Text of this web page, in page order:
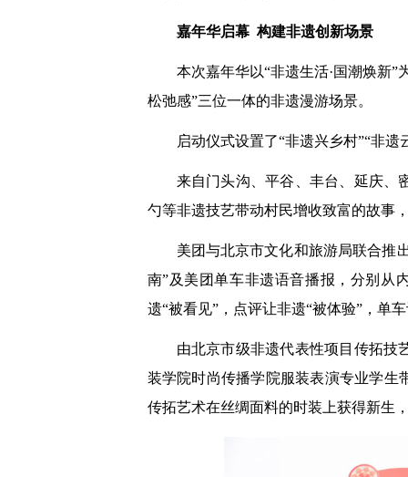
嘉年华启幕 构建非遗创新场景
本次嘉年华以“非遗生活·国潮焕新
松弛感”三位一体的非遗漫游场景。
启动仪式设置了“非遗兴乡村”“非
来自门头沟、平谷、丰台、延庆、
勺等非遗技艺带动村民增收致富的故事
美团与北京市文化和旅游局联合推
南”及美团单车非遗语音播报，分别从
遗“被看见”，点评让非遗“被体验”，单
由北京市级非遗代表性项目传拓技
装学院时尚传播学院服装表演专业学生
传拓艺术在丝绸面料的时装上获得新生